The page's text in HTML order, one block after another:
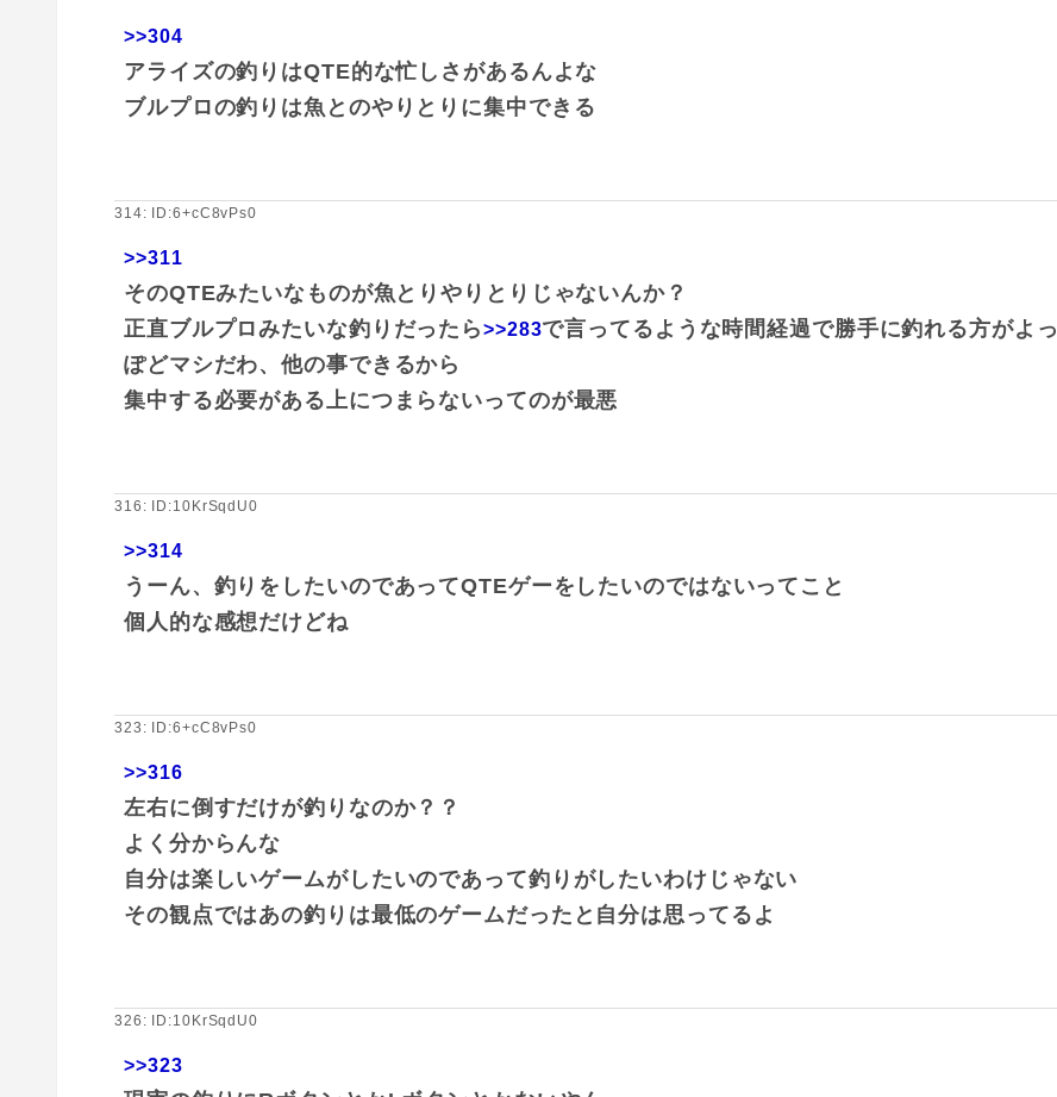
>>304
アライズの釣りはQTE的な忙しさがあるんよな
ブルプロの釣りは魚とのやりとりに集中できる
314: ID:6+cC8vPs0
>>311
そのQTEみたいなものが魚とりやりとりじゃないんか？
正直ブルプロみたいな釣りだったら>>283で言ってるような時間経過で勝手に釣れる方がよっ
ぽどマシだわ、他の事できるから
集中する必要がある上につまらないってのが最悪
316: ID:10KrSqdU0
>>314
うーん、釣りをしたいのであってQTEゲーをしたいのではないってこと
個人的な感想だけどね
323: ID:6+cC8vPs0
>>316
左右に倒すだけが釣りなのか？？
よく分からんな
自分は楽しいゲームがしたいのであって釣りがしたいわけじゃない
その観点ではあの釣りは最低のゲームだったと自分は思ってるよ
326: ID:10KrSqdU0
>>323